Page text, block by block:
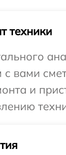
техники
с вами
и